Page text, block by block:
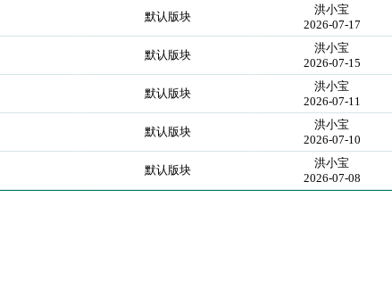
默认版块
洪小宝
2026-07-17
默认版块
洪小宝
2026-07-15
默认版块
洪小宝
2026-07-11
默认版块
洪小宝
2026-07-10
默认版块
洪小宝
2026-07-08